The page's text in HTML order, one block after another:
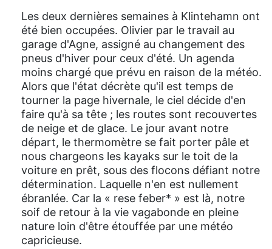
Les deux dernières semaines à Klintehamn ont
été bien occupées. Olivier par le travail au
garage d'Agne, assigné au changement des
pneus d'hiver pour ceux d'été. Un agenda
moins chargé que prévu en raison de la météo.
Alors que l'état décrète qu'il est temps de
tourner la page hivernale, le ciel décide d'en
faire qu'à sa tête ; les routes sont recouvertes
de neige et de glace. Le jour avant notre
départ, le thermomètre se fait porter pâle et
nous chargeons les kayaks sur le toit de la
voiture en prêt, sous des flocons défiant notre
détermination. Laquelle n'en est nullement
ébranlée. Car la « rese feber* » est là, notre
soif de retour à la vie vagabonde en pleine
nature loin d'être étouffée par une météo
capricieuse.